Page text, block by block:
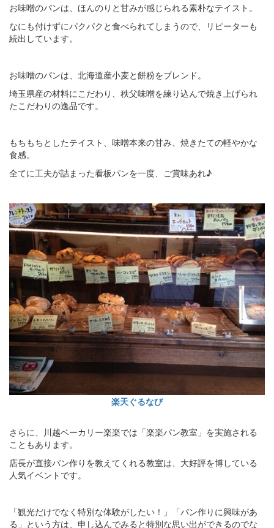
お味噌のパンは、ほんのりと甘みが感じられる素朴なテイスト。
なにも付けずにパクパクと食べられてしまうので、リピーターも
続出しています。
お味噌のパンは、北海道産小麦と餅粉をブレンド。
埼玉県産の材料にこだわり、秩父味噌を練り込んで焼き上げられ
たこだわりの逸品です。
もちもちとしたテイスト、味噌本来の甘み、焼きたての軽やかな
食感。
全てに工夫が詰まった看板パンを一度、ご賞味あれ♪
楽天ぐるなび
さらに、川越ベーカリー楽楽では「楽楽パン教室」を実施される
こともあります。
店長が直接パン作りを教えてくれる教室は、大好評を博している
人気イベントです。
「観光だけでなく特別な体験がしたい！」「パン作りに興味があ
る」という方は、申し込んでみると特別な思い出ができるのでな